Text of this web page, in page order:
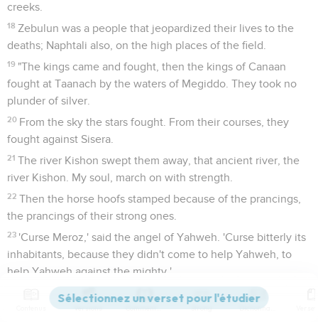
creeks.
18 Zebulun was a people that jeopardized their lives to the
deaths; Naphtali also, on the high places of the field.
19 "The kings came and fought, then the kings of Canaan
fought at Taanach by the waters of Megiddo. They took no
plunder of silver.
20 From the sky the stars fought. From their courses, they
fought against Sisera.
21 The river Kishon swept them away, that ancient river, the
river Kishon. My soul, march on with strength.
22 Then the horse hoofs stamped because of the prancings,
the prancings of their strong ones.
23 'Curse Meroz,' said the angel of Yahweh. 'Curse bitterly its
inhabitants, because they didn't come to help Yahweh, to
help Yahweh against the mighty.'
"Jael shall be blessed above women, the wife of Heber
the Kenite; blessed shall she be above women in the tent.
Versions Commentaires Strong